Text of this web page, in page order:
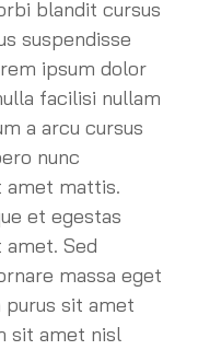
blandit cursus
suspendisse
ipsum dolor
facilisi nullam
a arcu cursus
nunc
amet mattis.
et egestas
Sed
massa eget
purus sit amet
sit amet nisl